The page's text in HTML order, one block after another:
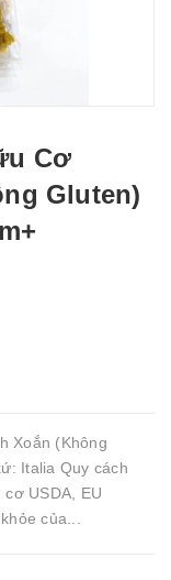
Cơ
Gluten)
Xoắn (Không
Italia Quy cách
USDA, EU
của...